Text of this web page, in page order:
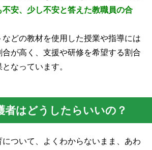
安、少し不安と答えた教職員の合
どの教材を使用した授業や指導には
合が高く、支援や研修を希望する割合
なっています。
者はどうしたらいいの？
ついて、よくわからないまま、あわ